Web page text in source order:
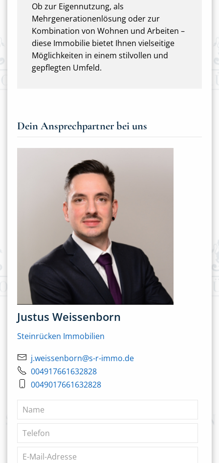
Ob zur Eigennutzung, als
Mehrgenerationenlösung oder zur
Kombination von Wohnen und Arbeiten –
diese Immobilie bietet Ihnen vielseitige
Möglichkeiten in einem stilvollen und
gepflegten Umfeld.
Dein Ansprechpartner bei uns
Justus Weissenborn
Steinrücken Immobilien
j.weissenborn@s-r-immo.de
004917661632828
0049017661632828